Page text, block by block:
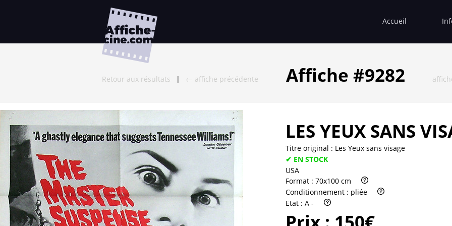
Accueil
Retour aux résultats | ← affiche précédente Affiche #9282
LES YEUX SANS
Titre original : Les Yeux sans visage
✔ EN STOCK
USA
Format : 70x100 cm
Conditionnement : pliée
Etat : A -